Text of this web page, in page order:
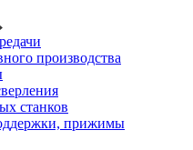
производства
станков
прижимы